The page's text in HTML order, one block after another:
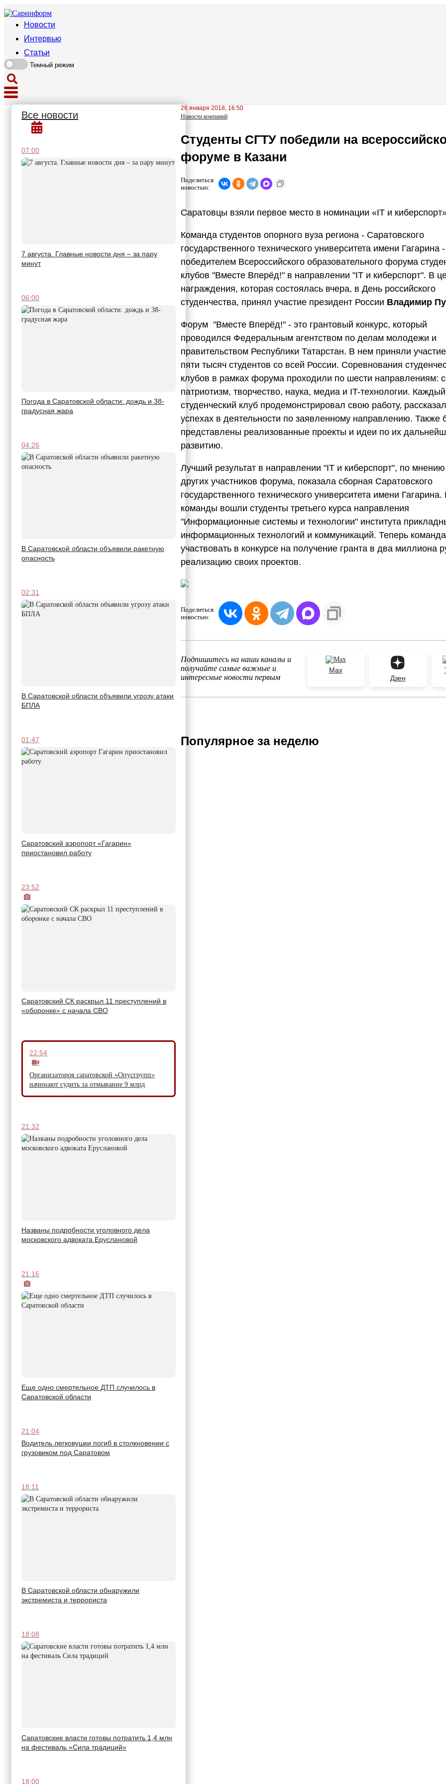
Новости
Интервью
Статьи
Темный режим
Все новости
07:00
7 августа. Главные новости дня – за пару
минут
06:00
Погода в Саратовской области: дождь и 38-
градусная жара
04:26
В Саратовской области объявили ракетную
опасность
02:31
В Саратовской области объявили угрозу атаки
БПЛА
01:47
Саратовский аэропорт «Гагарин»
приостановил работу
23:52
Саратовский СК раскрыл 11 преступлений в
«оборонке» с начала СВО
22:54
Организаторов саратовской «Опусгрупп»
начинают судить за отмывание 9 млрд
21:32
Названы подробности уголовного дела
московского адвоката Еруслановой
21:16
Еще одно смертельное ДТП случилось в
Саратовской области
21:04
Водитель легковушки погиб в столкновении с
грузовиком под Саратовом
18:11
В Саратовской области обнаружили
экстремиста и террориста
18:08
Саратовские власти готовы потратить 1,4 млн
на фестиваль «Сила традиций»
18:00
26 января 2018, 16:50
Новости компаний
Студенты СГТУ победили на
форуме в Казани
Поделиться
новостью:
Саратовцы взяли первое место в номинации «IT и
Команда студентов опорного вуза региона - Саратовского
государственного технического университета имени Гагарина
победителем Всероссийского образовательного форума
клубов "Вместе Вперёд!" в направлении "IT и киберспорт". В
награждения, которая состоялась вчера, в День российского
студенчества, принял участие президент России Владимир
Форум "Вместе Вперёд!" - это грантовый конкурс, который
проводился Федеральным агентством по делам молодежи и
правительством Республики Татарстан. В нем приняли
пяти тысяч студентов со всей России. Соревнования
клубов в рамках форума проходили по шести направлениям:
патриотизм, творчество, наука, медиа и IT-технологии. Каждый
студенческий клуб продемонстрировал свою работу,
успехах в деятельности по заявленному направлению. Также
представлены реализованные проекты и идеи по их
развитию.
Лучший результат в направлении "IT и киберспорт", по
других участников форума, показала сборная Саратовского
государственного технического университета имени Гагарина.
команды вошли студенты третьего курса направления
"Информационные системы и технологии" института
информационных технологий и коммуникаций. Теперь
участвовать в конкурсе на получение гранта в два миллиона
реализацию своих проектов.
Поделиться
новостью:
Подпишитесь на наши каналы и
получайте самые важные и
интересные новости первым
Max
Дзен
Популярное за неделю